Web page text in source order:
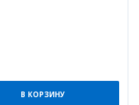
В КОРЗИНУ